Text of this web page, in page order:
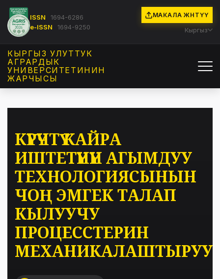
ISSN
1694-6286
e-ISSN
1694-9250
МАКАЛА ЖӨНӨТҮҮ
Кыргыз
КЫРГЫЗ УЛУТТУК
АГРАРДЫК
УНИВЕРСИТЕТИНИН
ЖАРЧЫСЫ
КҮРҮЧТҮ КАЙРА
ИШТЕТҮҮНҮН АГЫМДУУ
ТЕХНОЛОГИЯСЫНЫН
ЧОҢ ЭМГЕК ТАЛАП
КЫЛУУЧУ
ПРОЦЕССТЕРИН
МЕХАНИКАЛАШТЫРУУ